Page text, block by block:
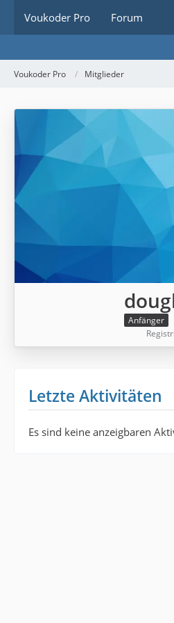
Voukoder Pro Forum
Voukoder Pro Mitglieder
Anfänger
Letzte Aktivitäten
Es sind keine anzeigbaren